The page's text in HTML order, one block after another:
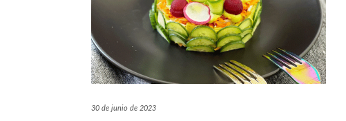
30 de junio de 2023